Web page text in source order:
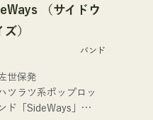
Boostイベン
ージにも出演。MCと
Public viewing、競
一ダービーの場内ア
ス、ラグビー女子日
世界大会スタジアム
を。」気持ちが落ち
こそ聴いてほしい。
身も迷いや葛藤を抱
ではなく、ありのま
情や言葉をそのまま
している。
（サイドウ
ズ）
バンド
世保発
ツラツ系ポップロッ
ド「SideWays」